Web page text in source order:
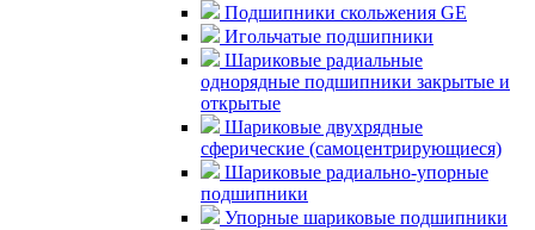
Подшипники скольжения GE
Игольчатые подшипники
Шариковые радиальные
однорядные подшипники закрытые и
открытые
Шариковые двухрядные
сферические (самоцентрирующиеся)
Шариковые радиально-упорные
подшипники
Упорные шариковые подшипники